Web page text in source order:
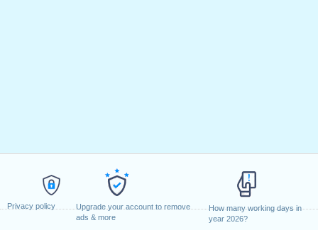
Privacy policy
Upgrade your account to remove
ads & more
How many working days in
year 2026?